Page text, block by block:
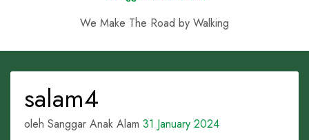
We Make The Road by Walking
salam4
oleh Sanggar Anak Alam 31 January 2024